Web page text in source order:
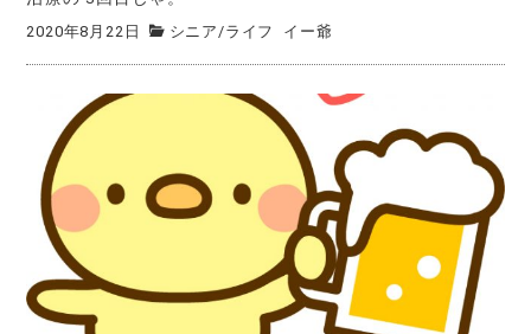
2020年8月22日 シニア /ライフ イー爺